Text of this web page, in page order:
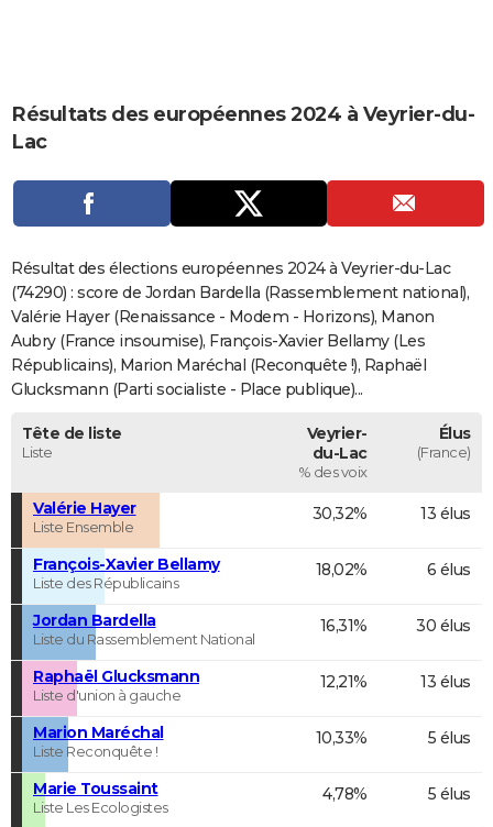
CARTE DE VOEUX
Carte de Noël
Carte Bonne année
Carte Saint-Valentin
Carte Pâques
Carte d'anniversaire
Dictionnaire
Biographies
Expressions
Proverbes
PROGRAMME TV
S'inscrire
Se connecter
Lycées
Collèges
Primaires
Universités
Entreprises
Service militaire
Avis de recherche
AVIS DE DÉCÈS
FORUM
Bricolage
Lifestyle
Culture
SportAuto
Television
Voyage
Cinema
Résultats des européennes 2024 à Veyrier-du-
Lac
Résultat des élections européennes 2024 à Veyrier-du-Lac
(74290) : score de Jordan Bardella (Rassemblement national),
Valérie Hayer (Renaissance - Modem - Horizons), Manon
Aubry (France insoumise), François-Xavier Bellamy (Les
Républicains), Marion Maréchal (Reconquête !), Raphaël
Glucksmann (Parti socialiste - Place publique)...
Tête de liste
Liste
Veyrier-
du-Lac
% des voix
Élus
(France)
Valérie Hayer
Liste Ensemble
30,32% 13 élus
François-Xavier Bellamy
Liste des Républicains
18,02% 6 élus
Jordan Bardella
Liste du Rassemblement National
16,31% 30 élus
Raphaël Glucksmann
Liste d'union à gauche
12,21% 13 élus
Marion Maréchal
Liste Reconquête !
10,33% 5 élus
Marie Toussaint
Liste Les Ecologistes
4,78% 5 élus